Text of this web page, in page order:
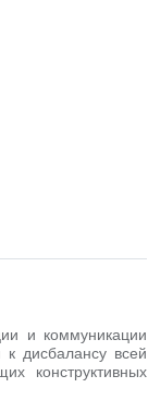
и коммуникации
дисбалансу всей
конструктивных